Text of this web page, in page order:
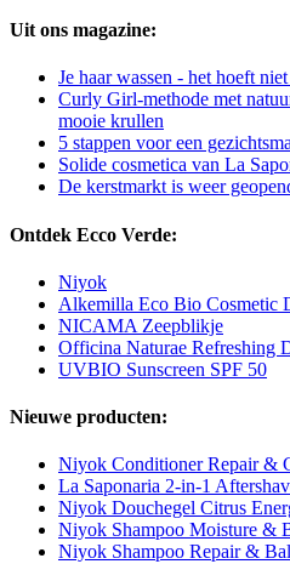
Uit ons magazine:
Je haar wassen - het hoeft
Curly Girl-methode met
mooie krullen
5 stappen voor een
Solide cosmetica van La
De kerstmarkt is weer
Ontdek Ecco Verde:
Niyok
Alkemilla Eco Bio Cosmetic
NICAMA Zeepblikje
Officina Naturae Refreshing
UVBIO Sunscreen SPF 50
Nieuwe producten:
Niyok Conditioner Repair &
La Saponaria 2-in-1
Niyok Douchegel Citrus
Niyok Shampoo Moisture &
Niyok Shampoo Repair &